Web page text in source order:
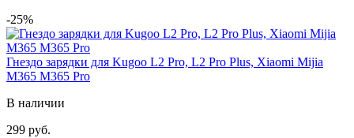
-25%
Гнездо зарядки для Kugoo L2 Pro, L2 Pro Plus, Xiaomi Mijia
M365 M365 Pro
В наличии
299 руб.